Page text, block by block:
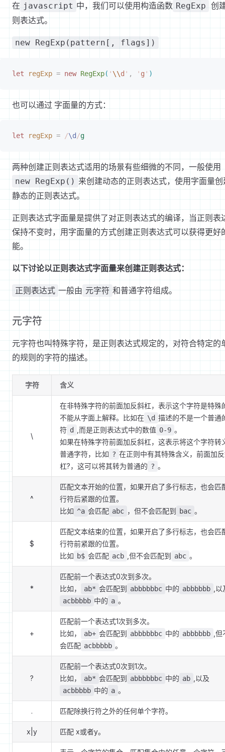
在 javascript 中，我们可以使用构造函数 RegExp 创
则表达式。
new RegExp(pattern[, flags])
let regExp = new RegExp( ' \\d ' , ' g ' )
也可以通过 字面量的方式：
let regExp = /\d /g
两种创建正则表达式适用的场景有些细微的不同，一般使用
new RegExp() 来创建动态的正则表达式，使用字面量创
静态的正则表达式。
正则表达式字面量是提供了对正则表达式的编译，当正则表
保持不变时，用字面量的方式创建正则表达式可以获得更好
能。
以下讨论以正则表达式字面量来创建正则表达式：
正则表达式 一般由 元字符 和普通字符组成。
元字符
元字符也叫特殊字符，是正则表达式规定的，对符合特定的
的规则的字符的描述。
字符 含义
\
在非特殊字符的前面加反斜杠，表示这个字符是特殊
不能从字面上解释。比如在 \d 描述的不是一个普通
符 d ,而是正则表达式中的数值 0-9 。
如果在特殊字符前面加反斜杠，这表示将这个字符转
普通字符，比如 ? 在正则中有其特殊含义，前面加
杠?，这可以将其转为普通的 ? 。
^
匹配文本开始的位置，如果开启了多行标志，也会匹
行符后紧跟的位置。
比如 ^a 会匹配 abc ，但不会匹配到 bac 。
$
匹配文本结束的位置，如果开启了多行标志，也会匹
行符前紧跟的位置。
比如 b$ 会匹配 acb ,但不会匹配到 abc 。
*
匹配前一个表达式0次到多次。
比如，
ab* 会匹配到 abbbbbbc 中的 abbbbbb ,
acbbbbb 中的 a 。
+
匹配前一个表达式1次到多次。
比如，
ab+ 会匹配到 abbbbbbc 中的 abbbbbb
,但
会匹配 acbbbbb 。
?
匹配前一个表达式0次到1次。
比如，
ab* 会匹配到 abbbbbbc 中的 ab ,以及
acbbbbb 中的 a 。
. 匹配除换行符之外的任何单个字符。
x|y 匹配 x或者y。